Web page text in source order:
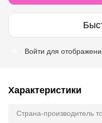
Войти для
Характеристики
Страна-производитель